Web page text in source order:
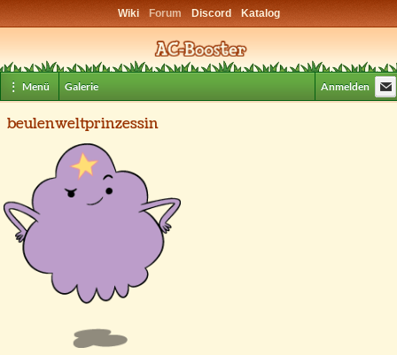
Wiki Forum Discord Katalog
⋮ Menü Galerie Anmelden
beulenweltprinzessin